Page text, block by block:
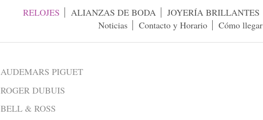
RELOJES ALIANZAS DE BODA JOYERÍA BRILLANTES
Noticias
Contacto y Horario Cómo llegar
AUDEMARS PIGUET
ROGER DUBUIS
BELL & ROSS